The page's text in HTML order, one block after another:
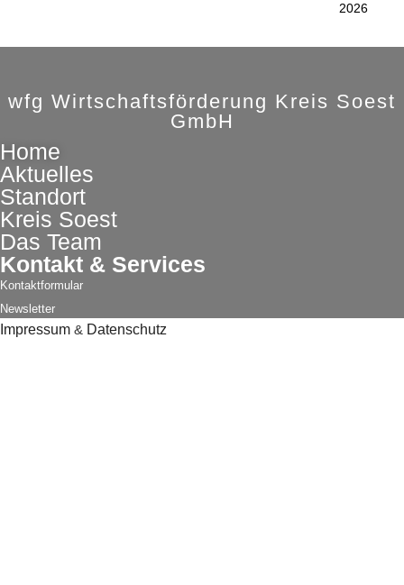
2026
wfg Wirtschaftsförderung Kreis Soest
GmbH
Home
Aktuelles
Standort
Kreis Soest
Das Team
Kontakt & Services
Kontaktformular
Newsletter
Impressum & Datenschutz